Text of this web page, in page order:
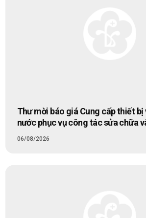
Thư mời báo giá Cung cấp thiết
nước phục vụ công tác sửa chữa
06/08/2026